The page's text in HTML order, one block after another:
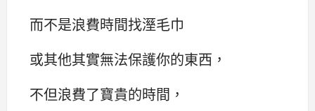
而不是浪費時間找溼毛巾
或其他其實無法保護你的東西，
不但浪費了寶貴的時間，